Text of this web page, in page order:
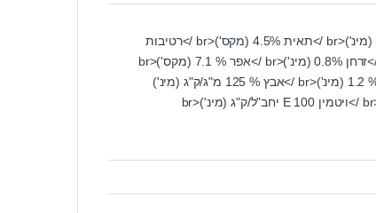
<p>חלבון 30% (מינ')<br />שומן 11.0% (מינ')<br />תאית 4.5% (מקס')<br />רטיבות
12% (מקס')<br />סידן 1.0% (מינ')<br />זרחן 0.8% (מינ')<br />אפר % 7.1 (מקס')<br
/>מלח % 1.7 (מקס')<br />ח. לינולאית % 1.2 (מינ')<br />אבץ % 125 מ"ג/ק"ג (מינ')
<br />ויטמין A 10,000 יחב"ל/ק"ג (מינ')<br />ויטמין E 100 יחב"ל/ק"ג (מינ')<br